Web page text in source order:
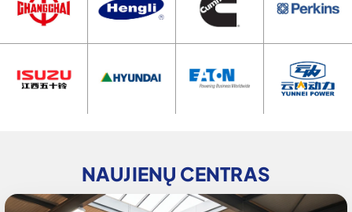
NAUJIENŲ CENTRAS